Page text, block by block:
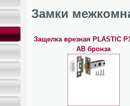
Замки
Защелка врезная PLASTIC
AB бронза